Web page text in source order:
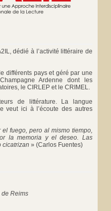
dédié à l’activité littéraire de
différents pays et géré par une
Ardenne dont les
le CIRLEPet le CRIMEL.
de littérature. La langue
veut ici à l’écoute des autres
fuego, pero al mismo tiempo,
la memoria y el deseo. Las
cicatrizan » (Carlos Fuentes)
de Reims